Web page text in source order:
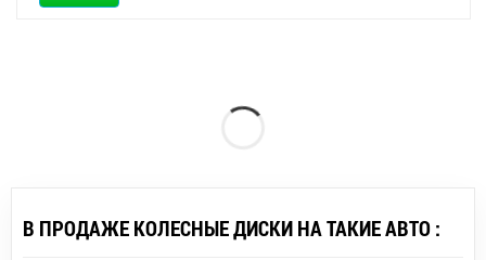
В ПРОДАЖЕ КОЛЕСНЫЕ ДИСКИ НА ТАКИЕ АВТО :